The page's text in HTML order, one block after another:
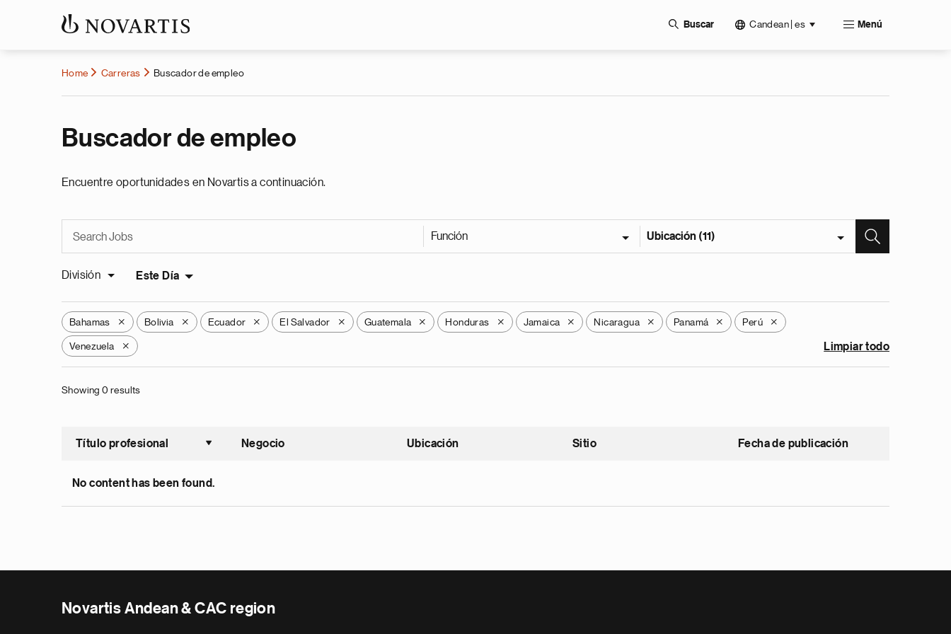
Buscar Candean | es Menú
Home Carreras Buscador de empleo
Buscador de empleo
Encuentre oportunidades en Novartis a continuación.
Función Ubicación (11)
División Este Día
Bahamas X Bolivia X Ecuador X El Salvador X Guatemala X Honduras X Jamaica X Nicaragua X Panamá X Perú X
Venezuela X Limpiar todo
Showing 0 results
Título profesional
Ordenar ascendente
Negocio Ubicación Sitio Fecha de publicación
No content has been found.
Novartis Andean & CAC region